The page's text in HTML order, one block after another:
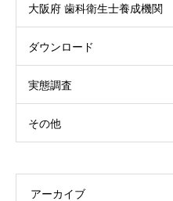
大阪府 歯科衛生士養成機関
ダウンロード
実態調査
その他
アーカイブ